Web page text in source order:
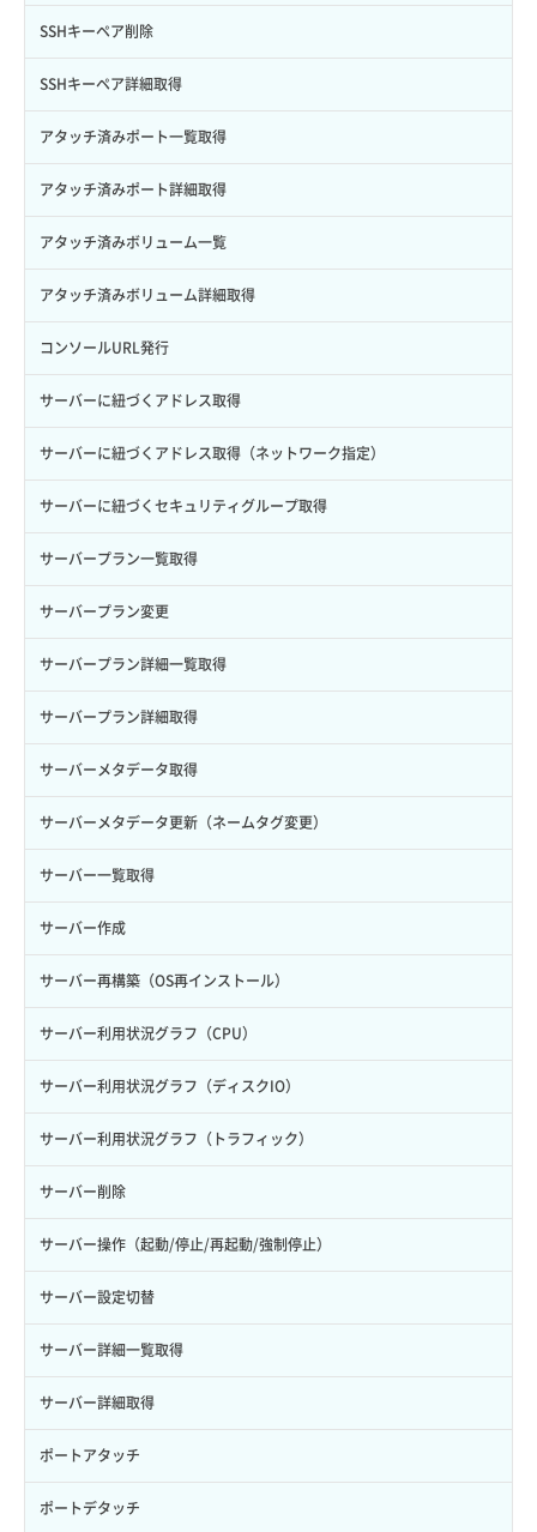
サブユーザー一覧取得
サブユーザー作成
サブユーザー削除
サブユーザー更新
サブユーザー詳細取得
トークン発行
パーミッション一覧取得
ロールからパーミッションを紐づけ解除
ロールにパーミッションを紐づけ
ロール一覧取得
ロール作成
ロール削除
ロール更新
ロール詳細取得
スナップショット詳細取得（アイテム指定）
バックアップリストア
バックアップ一覧取得
バックアップ詳細一覧取得
バックアップ詳細取得
ボリュームイメージ保存
ボリュームタイプ一覧取得
ボリュームタイプ詳細取得
ボリューム一覧取得
ボリューム作成
ボリューム削除
ボリューム更新
ボリューム詳細一覧取得
ボリューム詳細取得
自動バックアップ有効化
自動バックアップ無効化
イメージ保存容量取得
イメージ保存容量変更
イメージ削除
イメージ詳細取得
SSHキーペア削除
SSHキーペア詳細取得
アタッチ済みポート一覧取得
アタッチ済みポート詳細取得
アタッチ済みボリューム一覧
アタッチ済みボリューム詳細取得
コンソールURL発行
サーバーに紐づくアドレス取得
サーバーに紐づくアドレス取得（ネットワーク指定）
サーバーに紐づくセキュリティグループ取得
サーバープラン一覧取得
サーバープラン変更
サーバープラン詳細一覧取得
サーバープラン詳細取得
サーバーメタデータ取得
サーバーメタデータ更新（ネームタグ変更）
サーバー一覧取得
サーバー作成
サーバー再構築（OS再インストール）
サーバー利用状況グラフ（CPU）
サーバー利用状況グラフ（ディスクIO）
サーバー利用状況グラフ（トラフィック）
サーバー削除
サーバー操作（起動/停止/再起動/強制停止）
サーバー設定切替
サーバー詳細一覧取得
サーバー詳細取得
ポートアタッチ
ポートデタッチ